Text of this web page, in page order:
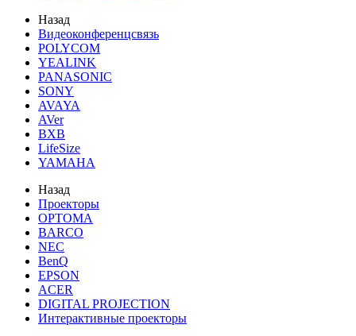
Назад
Видеоконференцсвязь
POLYCOM
YEALINK
PANASONIC
SONY
AVAYA
AVer
BXB
LifeSize
YAMAHA
Назад
Проекторы
OPTOMA
BARCO
NEC
BenQ
EPSON
ACER
DIGITAL PROJECTION
Интерактивные проекторы